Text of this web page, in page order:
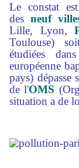
Le constat
desneuf
Lille, Lyon,
Toulouse)
étudiées
européenne
pays) dépasse
de l'OMS
situation a de